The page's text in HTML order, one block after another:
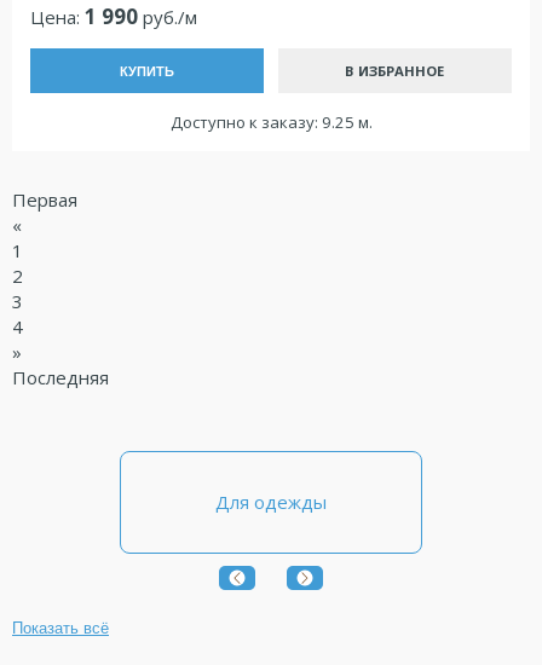
Цена: 1 990 руб./м
КУПИТЬ В ИЗБРАННОЕ
Доступно к заказу: 9.25 м.
Первая
«
1
2
3
4
»
Последняя
Для одежды
Показать всё